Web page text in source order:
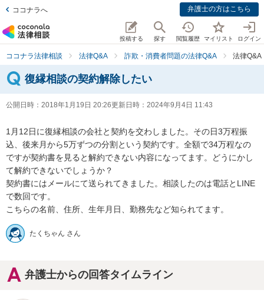
ココナラへ 弁護士の方はこちら
投稿する 探す 閲覧履歴 マイリスト ログイン
ココナラ法律相談 法律Q&A 詐欺・消費者問題の法律Q&A 法律Q&A
復縁相談の契約解除したい
公開日時： 2018年1月19日 20:26更新日時： 2024年9月4日 11:43
1月12日に復縁相談の会社と契約を交わしました。その日3万程振
込、後来月から5万ずつの分割という契約です。全額で34万程なの
ですが契約書を見ると解約できない内容になってます。どうにかし
て解約できないでしょうか？
契約書にはメールにて送られてきました。相談したのは電話とLINE
で数回です。
こちらの名前、住所、生年月日、勤務先など知られてます。
たくちゃん さん
弁護士からの回答タイムライン